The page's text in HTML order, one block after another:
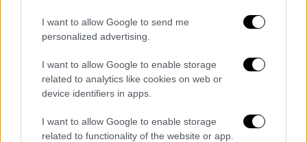
I want to allow Google to send me
personalized advertising.
I want to allow Google to enable storage
related to analytics like cookies on web or
device identifiers in apps.
I want to allow Google to enable storage
related to functionality of the website or app.
της ηλεκτρικής ενέργειας αφού η τιμή έχει
εκτοξευθεί στην Ιρλανδία, στα 165 ευρώ,
στην Ιταλία στα 135,44, ενώ στην Ελλάδα
είμαστε κοντά στα 125 ευρώ. Στην
Πορτογαλία στα 120 ευρώ, και στην Ισπανία
επίσης κοντά στα 120. Το μεγάλο θέμα
βρίσκεται ακριβώς στο ότι αυξάνονται οι